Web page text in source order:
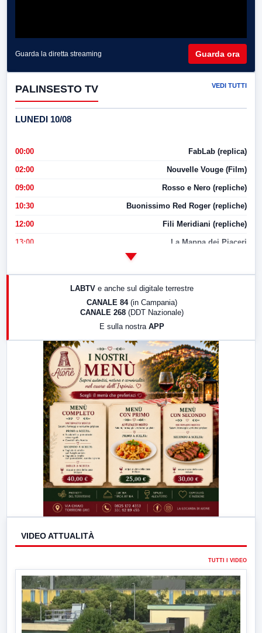
Guarda la diretta streaming Guarda ora
PALINSESTO TV VEDI TUTTI
LUNEDI 10/08
00:00 FabLab (replica)
02:00 Nouvelle Vouge (Film)
09:00 Rosso e Nero (repliche)
10:30 Buonissimo Red Roger (repliche)
12:00 Fili Meridiani (repliche)
13:00 La Mappa dei Piaceri
LabNews (replica)
LABTV e anche sul digitale terrestre
CANALE 84 (in Campania)
CANALE 268 (DDT Nazionale)
E sulla nostra APP
VIDEO ATTUALITÀ
TUTTI I VIDEO